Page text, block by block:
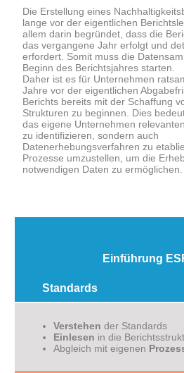
Die Erstellung eines
lange vor der eigentlichen
allem darin begründet, dass die
das vergangene Jahr erfolgt und
erfordert. Somit muss die
Beginn des Berichtsjahres starten.
Daher ist es für Unternehmen
Jahre vor der eigentlichen
Berichts bereits mit der Schaffung
Strukturen zu beginnen. Dies
das eigene Unternehmen
zu identifizieren, sondern auch
Datenerhebungsverfahren zu
Prozesse umzustellen, um die
notwendigen Daten zu ermöglichen.
Einführung
Standards
Verstehen der Standards
Einlesen in die
Abgleich mit eigenen